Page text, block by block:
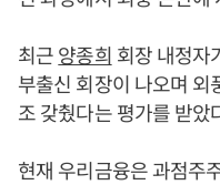
최근양종희 회장 내정자
부출신 회장이 나오며 외
조 갖췄다는 평가를 받았
현재 우리금융은 과점주